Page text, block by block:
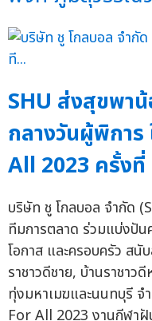
SHU ส่งสุขพาน้
กลางวันผู้พิกา
All 2023 ครั้งที่
บริษัท ชู โกลบอล จำกัด
ทีมการตลาด ร่วมแบ่งปั
โอกาส และครอบครัว สนั
ราชาวดีชาย, บ้านราชาว
ทุ่งมหาเมฆและนนทบุรี
For All 2023 งานกีฬา